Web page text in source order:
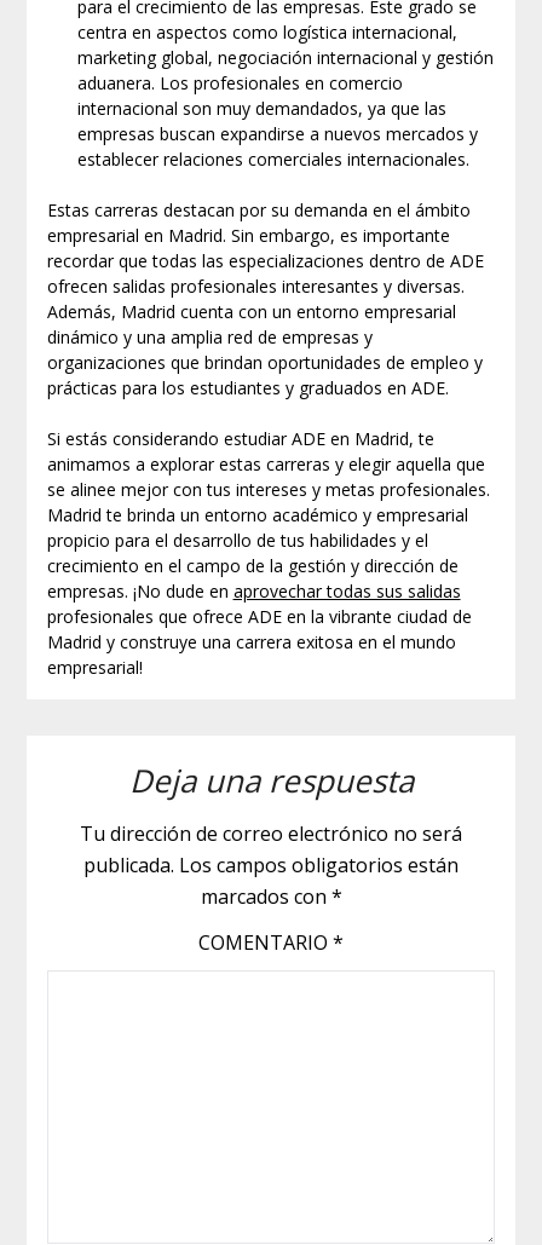
para el crecimiento de las empresas. Este grado se
centra en aspectos como logística internacional,
marketing global, negociación internacional y gestión
aduanera. Los profesionales en comercio
internacional son muy demandados, ya que las
empresas buscan expandirse a nuevos mercados y
establecer relaciones comerciales internacionales.
Estas carreras destacan por su demanda en el ámbito
empresarial en Madrid. Sin embargo, es importante
recordar que todas las especializaciones dentro de ADE
ofrecen salidas profesionales interesantes y diversas.
Además, Madrid cuenta con un entorno empresarial
dinámico y una amplia red de empresas y
organizaciones que brindan oportunidades de empleo y
prácticas para los estudiantes y graduados en ADE.
Si estás considerando estudiar ADE en Madrid, te
animamos a explorar estas carreras y elegir aquella que
se alinee mejor con tus intereses y metas profesionales.
Madrid te brinda un entorno académico y empresarial
propicio para el desarrollo de tus habilidades y el
crecimiento en el campo de la gestión y dirección de
empresas. ¡No dude en aprovechar todas sus salidas
profesionales que ofrece ADE en la vibrante ciudad de
Madrid y construye una carrera exitosa en el mundo
empresarial!
Deja una respuesta
Tu dirección de correo electrónico no será
publicada. Los campos obligatorios están
marcados con *
COMENTARIO *